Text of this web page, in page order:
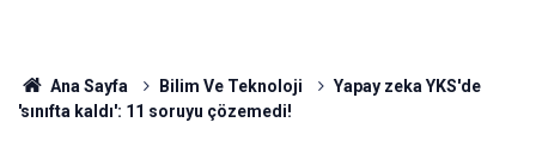
Ana Sayfa Bilim Ve Teknoloji
Yapay zeka YKS'de
'sınıfta kaldı': 11 soruyu çözemedi!